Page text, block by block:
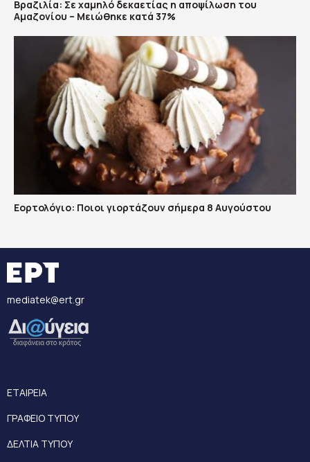
Βραζιλία: Σε χαμηλό δεκαετίας η αποψίλωση του
Αμαζονίου – Μειώθηκε κατά 37%
Εορτολόγιο: Ποιοι γιορτάζουν σήμερα 8 Αυγούστου
mediatek@ert.gr
ΕΤΑΙΡΕΙΑ
ΓΡΑΦΕΙΟ ΤΥΠΟΥ
ΔΕΛΤΙΑ ΤΥΠΟΥ